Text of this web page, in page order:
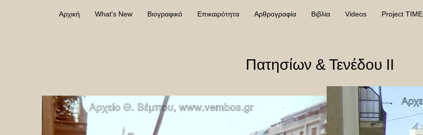
Αρχική What's New Βιογραφικό Επικαιρότητα Αρθρογραφία Βιβλία Videos Project
Πατησίων & Τενέδου ΙΙ